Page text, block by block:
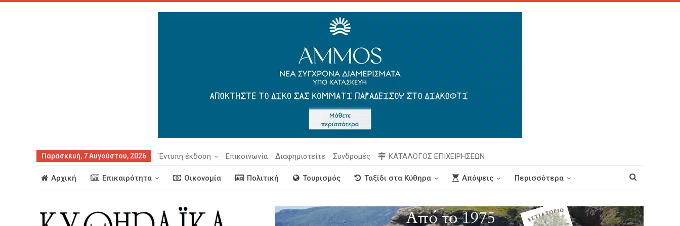
Παρασκευή, 7 Αυγούστου, 2026 Έντυπη έκδοση Επικοινωνία Διαφημιστείτε Συνδρομές ΚΑΤΑΛΟΓΟΣ ΕΠΙΧΕΙΡΗΣΕΩΝ
Αρχική Επικαιρότητα Οικονομία Πολιτική Τουρισμός Ταξίδι στα Κύθηρα Απόψεις Περισσότερα